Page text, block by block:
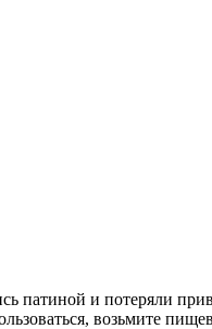
патиной и потеряли
возьмите